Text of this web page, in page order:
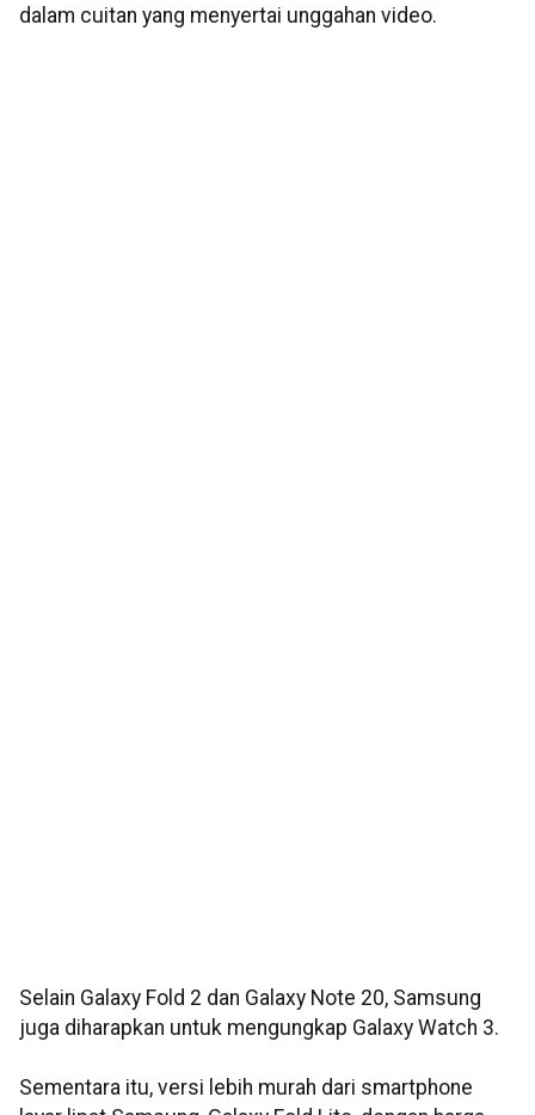
dalam cuitan yang menyertai unggahan video.
Selain Galaxy Fold 2 dan Galaxy Note 20, Samsung
juga diharapkan untuk mengungkap Galaxy Watch 3.
Sementara itu, versi lebih murah dari smartphone